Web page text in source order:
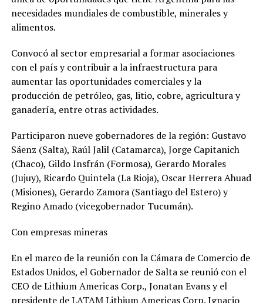
necesidades mundiales de combustible, minerales y
alimentos.
Convocó al sector empresarial a formar asociaciones
con el país y contribuir a la infraestructura para
aumentar las oportunidades comerciales y la
producción de petróleo, gas, litio, cobre, agricultura y
ganadería, entre otras actividades.
Participaron nueve gobernadores de la región: Gustavo
Sáenz (Salta), Raúl Jalil (Catamarca), Jorge Capitanich
(Chaco), Gildo Insfrán (Formosa), Gerardo Morales
(Jujuy), Ricardo Quintela (La Rioja), Oscar Herrera Ahuad
(Misiones), Gerardo Zamora (Santiago del Estero) y
Regino Amado (vicegobernador Tucumán).
Con empresas mineras
En el marco de la reunión con la Cámara de Comercio de
Estados Unidos, el Gobernador de Salta se reunió con el
CEO de Lithium Americas Corp., Jonatan Evans y el
presidente de LATAM Lithium Americas Corp. Ignacio